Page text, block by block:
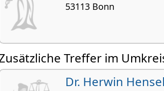
53113 Bonn
Treffer im
Dr. Herwin